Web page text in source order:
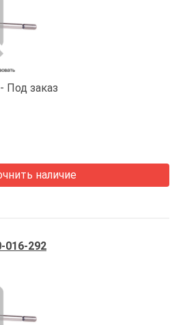
Под заказ
наличие
016-292